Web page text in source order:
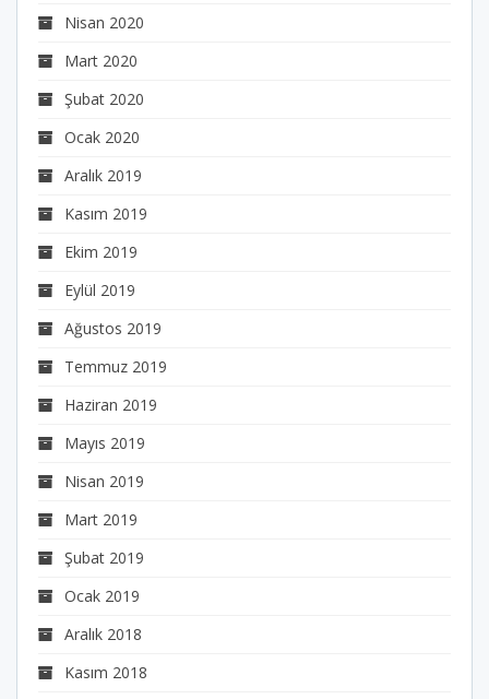
Nisan 2020
Mart 2020
Şubat 2020
Ocak 2020
Aralık 2019
Kasım 2019
Ekim 2019
Eylül 2019
Ağustos 2019
Temmuz 2019
Haziran 2019
Mayıs 2019
Nisan 2019
Mart 2019
Şubat 2019
Ocak 2019
Aralık 2018
Kasım 2018